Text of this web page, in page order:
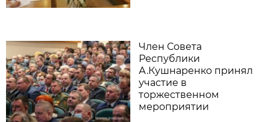
Член Совета
Республики
А.Кушнаренко принял
участие в
торжественном
мероприятии